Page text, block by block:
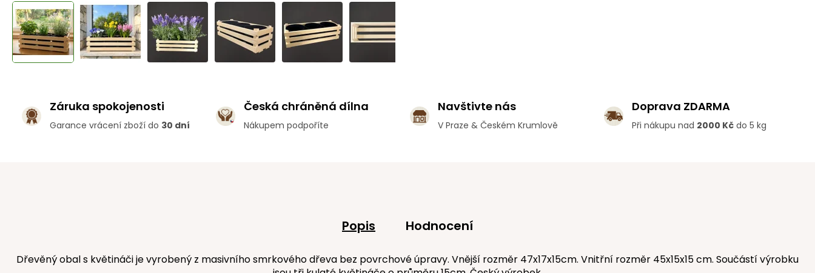
Záruka spokojenosti
Garance vrácení zboží do 30 dní
Česká chráněná dílna
Nákupem podpoříte
Navštivte nás
V Praze & Českém Krumlově
Doprava ZDARMA
Při nákupu nad 2000 Kč do 5 kg
Popis Hodnocení
Dřevěný obal s květináči je vyrobený z masivního smrkového dřeva bez povrchové úpravy. Vnější rozměr 47x17x15cm. Vnitřní rozměr 45x15x15 cm. Součástí výrobku